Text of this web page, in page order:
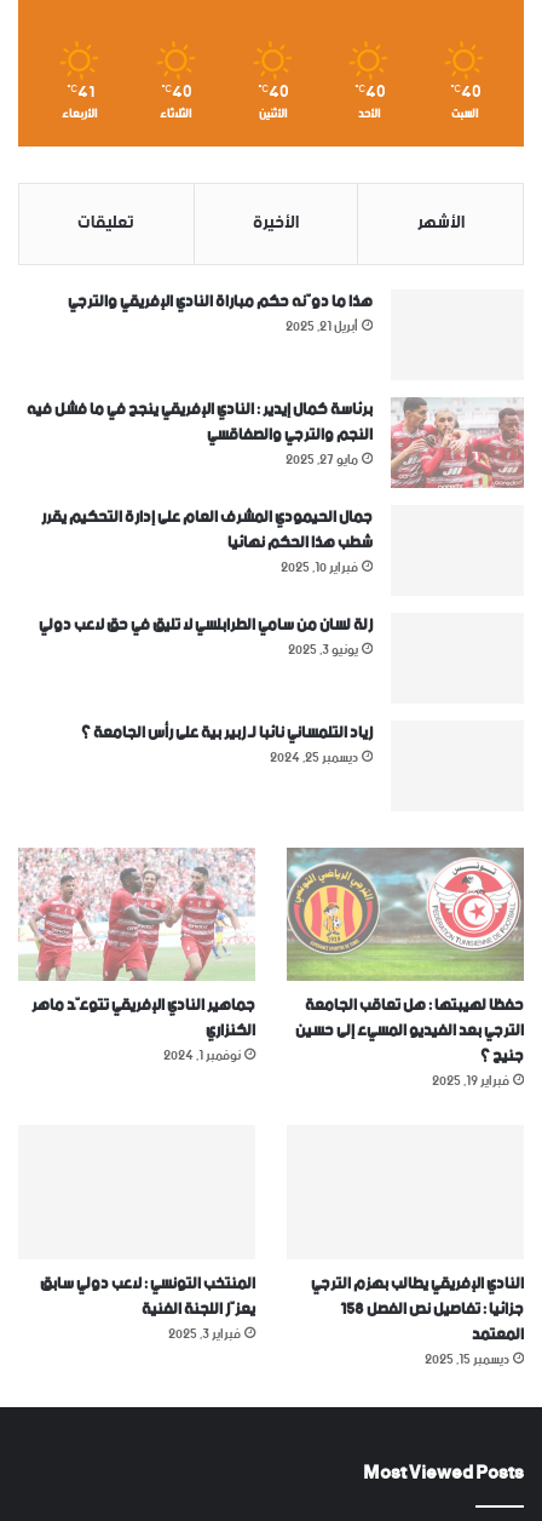
40
℃
السبت
40
℃
الأحد
40
℃
الأثنين
40
℃
الثلاثاء
41
℃
الأربعاء
الأشهر الأخيرة تعليقات
هذا ما دوّنه حكم مباراة النادي الإفريقي والترجي
أبريل 21, 2025
برئاسة كمال إيدير : النادي الإفريقي ينجح في ما فشل فيه
النجم والترجي والصفاقسي
مايو 27, 2025
جمال الحيمودي المشرف العام على إدارة التحكيم يقرر
شطب هذا الحكم نهائيا
فبراير 10, 2025
زلة لسان من سامي الطرابلسي لا تليق في حق لاعب دولي
يونيو 3, 2025
زياد التلمساني نائبا لـ زبير بية على رأس الجامعة ؟
ديسمبر 25, 2024
حفظا لهيبتها : هل تعاقب الجامعة
الترجي بعد الفيديو المسيء إلى حسين
جنيح ؟
فبراير 19, 2025
جماهير النادي الإفريقي تتوعّد ماهر
الكنزاري
نوفمبر 1, 2024
النادي الإفريقي يطالب بهزم الترجي
جزائيا : تفاصيل نص الفصل 158
المعتمد
ديسمبر 15, 2025
المنتخب التونسي : لاعب دولي سابق
يعزّز اللجنة الفنية
فبراير 3, 2025
Most Viewed Posts